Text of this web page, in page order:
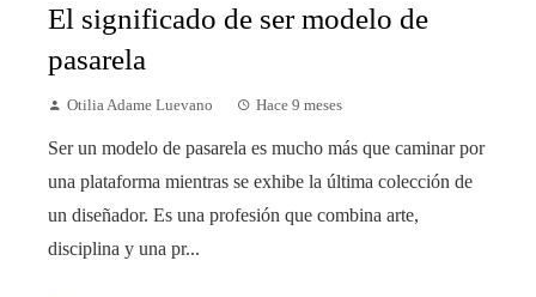
El significado de ser modelo de
pasarela
Otilia Adame Luevano Hace 9 meses
Ser un modelo de pasarela es mucho más que caminar por
una plataforma mientras se exhibe la última colección de
un diseñador. Es una profesión que combina arte,
disciplina y una pr...